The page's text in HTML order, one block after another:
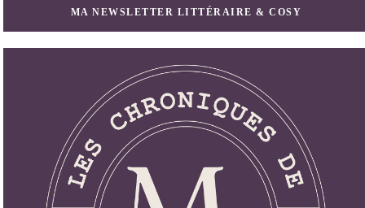
MA NEWSLETTER LITTÉRAIRE & COSY